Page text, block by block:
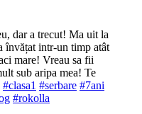
dar a trecut! Ma uit la
învățat intr-un timp atât
mare! Vreau sa fii
sub aripa mea! Te
#clasa1 #serbare #7ani
#rokolla